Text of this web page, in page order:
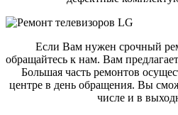
Если Вам нужен срочный
обращайтесь к нам. Вам
Большая часть ремонтов
центре в день обращения. Вы
числе и в